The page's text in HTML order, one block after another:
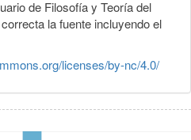
de Filosofía y Teoría del
la fuente incluyendo el
licenses/by-nc/4.0/